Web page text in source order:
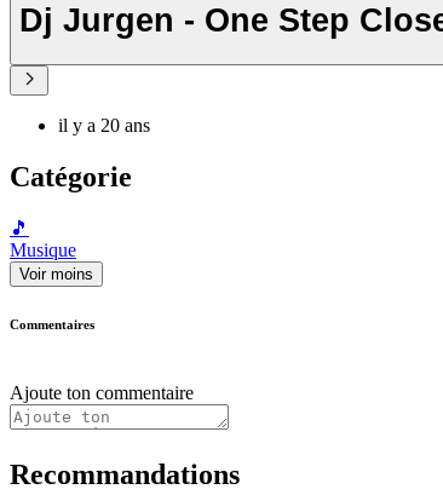
Dj Jurgen - One Step
il y a 20 ans
Catégorie
🎵
Musique
Voir moins
Commentaires
Ajoute ton commentaire
Recommandations